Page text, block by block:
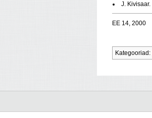
J. Kivisaar.
EE 14, 2000
Kategooriad: